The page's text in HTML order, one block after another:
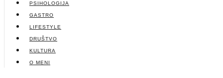
PSIHOLOGIJA
GASTRO
LIFESTYLE
DRUŠTVO
KULTURA
O MENI